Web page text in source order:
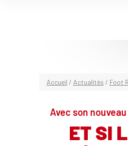
Accueil / Actualités / Foot
Avec son
ET SI